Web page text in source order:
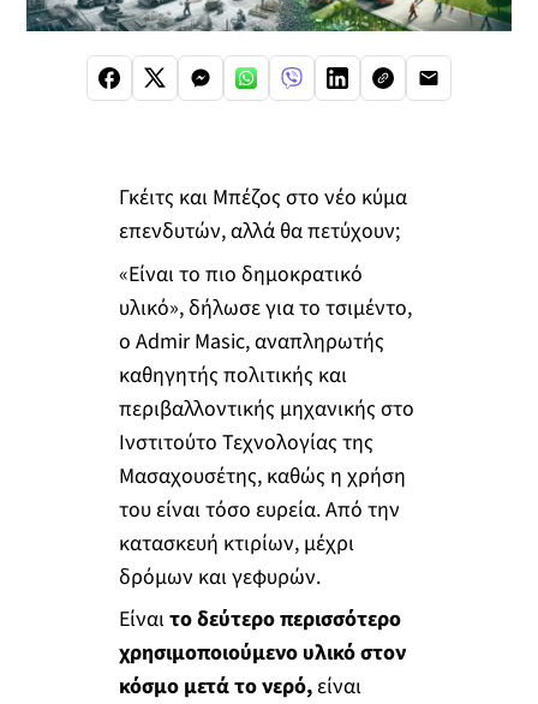
Γκέιτς και Μπέζος στο νέο κύμα
επενδυτών, αλλά θα πετύχουν;
«Είναι το πιο δημοκρατικό
υλικό», δήλωσε για το τσιμέντο,
ο Admir Masic, αναπληρωτής
καθηγητής πολιτικής και
περιβαλλοντικής μηχανικής στο
Ινστιτούτο Τεχνολογίας της
Μασαχουσέτης, καθώς η χρήση
του είναι τόσο ευρεία. Από την
κατασκευή κτιρίων, μέχρι
δρόμων και γεφυρών.
Είναιτο δεύτερο περισσότερο
χρησιμοποιούμενο υλικό στον
κόσμο μετά το νερό,είναι